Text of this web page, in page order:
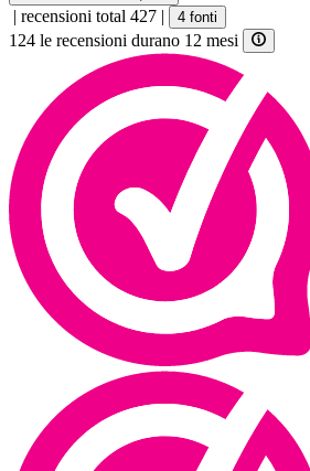
| recensioni total 427 | 4 fonti
124 le recensioni durano 12 mesi